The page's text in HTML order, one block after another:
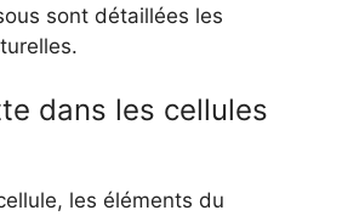
sont détaillées les
dans les cellules
les éléments du